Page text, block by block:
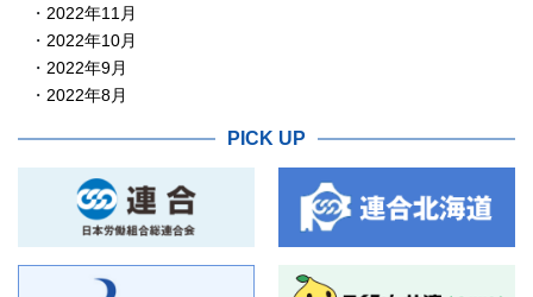
2022年11月
2022年10月
2022年9月
2022年8月
PICK UP